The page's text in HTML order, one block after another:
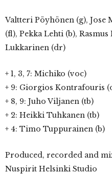
Valtteri Pöyhönen (g), Jose
(fl), Pekka Lehti (b), Rasmus
Lukkarinen (dr)
+ 1, 3, 7: Michiko (voc)
+ 9: Giorgios Kontrafouris
+ 8, 9: Juho Viljanen (tb)
+ 2: Heikki Tuhkanen (tb)
+ 4: Timo Tuppurainen (b)
Produced, recorded and
Nuspirit Helsinki Studio